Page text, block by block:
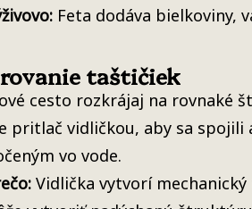
Feta dodáva bielkoviny,
taštičiek
cesto rozkrájaj na rovnaké
pritlač vidličkou, aby sa
vo vode.
Vidlička vytvorí